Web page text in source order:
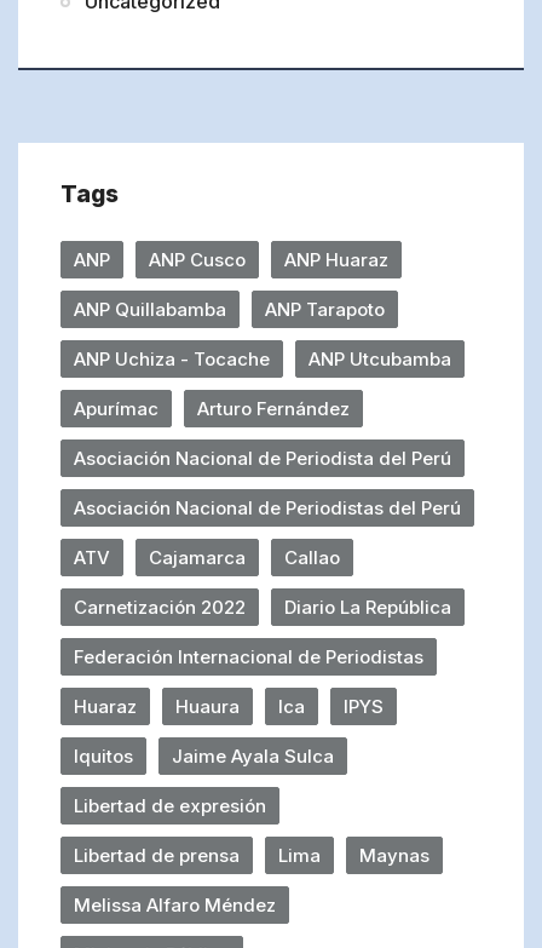
Tags
ANP ANP Cusco ANP Huaraz
ANP Quillabamba ANP Tarapoto
ANP Uchiza - Tocache ANP Utcubamba
Apurímac Arturo Fernández
Asociación Nacional de Periodista del Perú
Asociación Nacional de Periodistas del Perú
ATV Cajamarca Callao
Carnetización 2022 Diario La República
Federación Internacional de Periodistas
Huaraz Huaura Ica IPYS
Iquitos Jaime Ayala Sulca
Libertad de expresión
Libertad de prensa Lima Maynas
Melissa Alfaro Méndez